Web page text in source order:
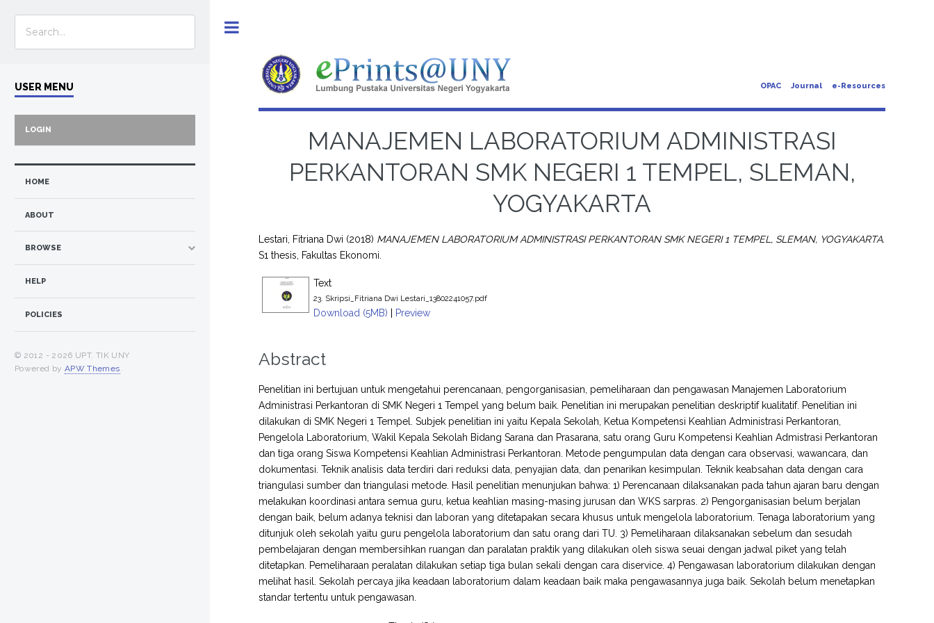
OPAC Journal e-Resources
MANAJEMEN LABORATORIUM ADMINISTRASI
PERKANTORAN SMK NEGERI 1 TEMPEL, SLEMAN,
YOGYAKARTA
Lestari, Fitriana Dwi (2018) MANAJEMEN LABORATORIUM ADMINISTRASI PERKANTORAN SMK NEGERI 1 TEMPEL, SLEMAN, YOGYAKARTA.
S1 thesis, Fakultas Ekonomi.
Text
23. Skripsi_Fitriana Dwi Lestari_13802241057.pdf
Download (5MB) | Preview
Abstract
Penelitian ini bertujuan untuk mengetahui perencanaan, pengorganisasian, pemeliharaan dan pengawasan Manajemen Laboratorium
Administrasi Perkantoran di SMK Negeri 1 Tempel yang belum baik. Penelitian ini merupakan penelitian deskriptif kualitatif. Penelitian ini
dilakukan di SMK Negeri 1 Tempel. Subjek penelitian ini yaitu Kepala Sekolah, Ketua Kompetensi Keahlian Administrasi Perkantoran,
Pengelola Laboratorium, Wakil Kepala Sekolah Bidang Sarana dan Prasarana, satu orang Guru Kompetensi Keahlian Admistrasi Perkantoran
dan tiga orang Siswa Kompetensi Keahlian Administrasi Perkantoran. Metode pengumpulan data dengan cara observasi, wawancara, dan
dokumentasi. Teknik analisis data terdiri dari reduksi data, penyajian data, dan penarikan kesimpulan. Teknik keabsahan data dengan cara
triangulasi sumber dan triangulasi metode. Hasil penelitian menunjukan bahwa: 1) Perencanaan dilaksanakan pada tahun ajaran baru dengan
melakukan koordinasi antara semua guru, ketua keahlian masing-masing jurusan dan WKS sarpras. 2) Pengorganisasian belum berjalan
dengan baik, belum adanya teknisi dan laboran yang ditetapakan secara khusus untuk mengelola laboratorium. Tenaga laboratorium yang
ditunjuk oleh sekolah yaitu guru pengelola laboratorium dan satu orang dari TU. 3) Pemeliharaan dilaksanakan sebelum dan sesudah
pembelajaran dengan membersihkan ruangan dan paralatan praktik yang dilakukan oleh siswa seuai dengan jadwal piket yang telah
ditetapkan. Pemeliharaan peralatan dilakukan setiap tiga bulan sekali dengan cara diservice. 4) Pengawasan laboratorium dilakukan dengan
melihat hasil. Sekolah percaya jika keadaan laboratorium dalam keadaan baik maka pengawasannya juga baik. Sekolah belum menetapkan
standar tertentu untuk pengawasan.
USER MENU
LOGIN
HOME
ABOUT
BROWSE
HELP
POLICIES
© 2012 - 2026 UPT. TIK UNY
Powered by APW Themes